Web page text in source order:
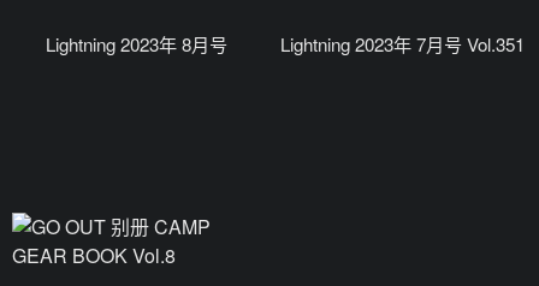
Lightning 2023年 8月号 Lightning 2023年 7月号 Vol.351